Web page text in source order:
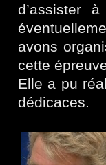
d’assister
avons
cette
Elle a pu
dédicaces.